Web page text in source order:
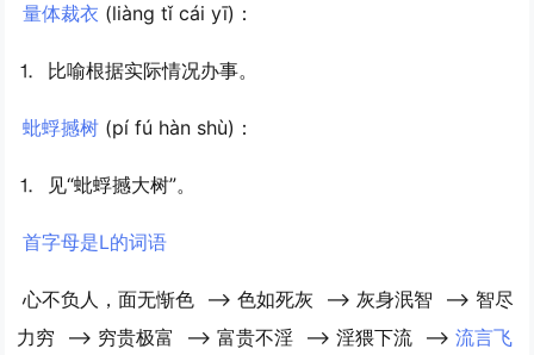
量体裁衣 (liàng tǐ cái yī)：
⒈ 比喻根据实际情况办事。
蚍蜉撼树 (pí fú hàn shù)：
⒈ 见“蚍蜉撼大树”。
首字母是L的词语
心不负人，面无惭色 --> 色如死灰 --> 灰身泯智 --> 智尽
力穷
--> 穷贵极富 --> 富贵不淫 --> 淫猥下流 --> 流言飞